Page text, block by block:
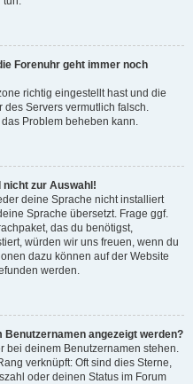
Forenuhr geht immer noch
richtig eingestellt hast und die
des Servers vermutlich falsch.
Problem beheben kann.
nicht zur Auswahl!
deine Sprache nicht installiert
Sprache übersetzt. Frage ggf.
das du benötigst,
würden wir uns freuen, wenn du
dazu können auf der Website
werden.
Benutzernamen angezeigt werden?
bei deinem Benutzernamen stehen.
verknüpft: Oft sind dies Sterne,
oder deinen Status im Forum